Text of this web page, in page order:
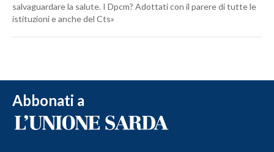
salvaguardare la salute. I Dpcm? Adottati con il parere di tutte le
istituzioni e anche del Cts»
Abbonati a